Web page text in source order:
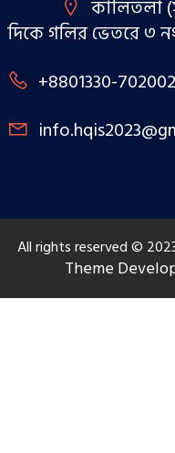
কালিতলা
দিকে গলির ভেতরে ৩
+8801330-702002
All rights reserved ©
Theme